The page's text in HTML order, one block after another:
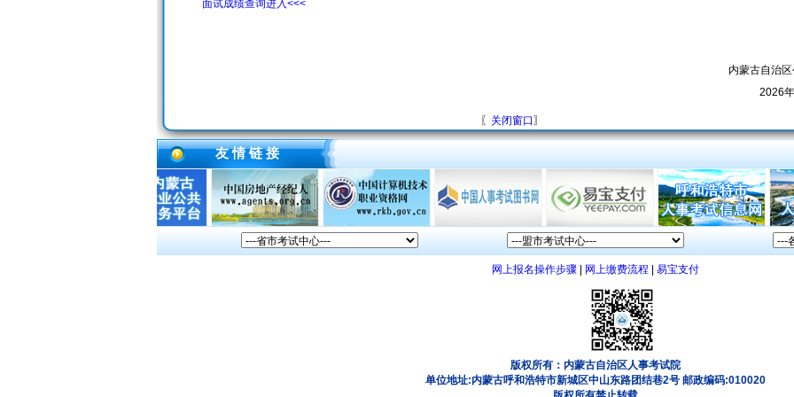
面试成绩查询进入<<<
内蒙古自治
2026
〖 关闭窗口 〗
友 情 链 接
网上报名操作步骤 网上缴费流程 易宝支付
版权所有：内蒙古自治区人事考试院
单位地址:内蒙古呼和浩特市新城区中山东路团结巷2号 邮政编码:010020